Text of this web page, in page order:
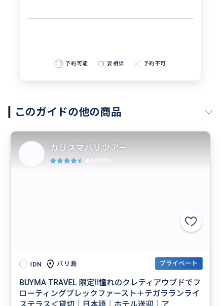
予約可能 要相談 予約不可
このガイドの他の商品
IDN バリ島 プライベート
BUYMA TRAVEL 限定‼️憧れのクレティアウブドでフ
ローティングブレックファースト＋テガラランライ
ステラス＜貸切｜日本語｜ホテル送迎｜ア...
カリスマバリツアー
4.6 (98件)